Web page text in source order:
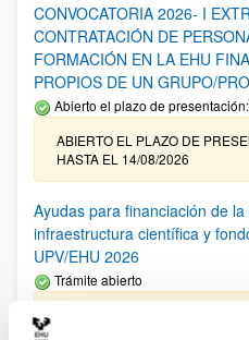
CONVOCATORIA 2026- I
CONTRATACIÓN DE
FORMACIÓN EN LA EHU
PROPIOS DE UN GRUPO/
Abierto el plazo de
ABIERTO EL PLAZO DE
HASTA EL 14/08/2026
Ayudas para financiación de
infraestructura científica y
UPV/EHU 2026
Trámite abierto